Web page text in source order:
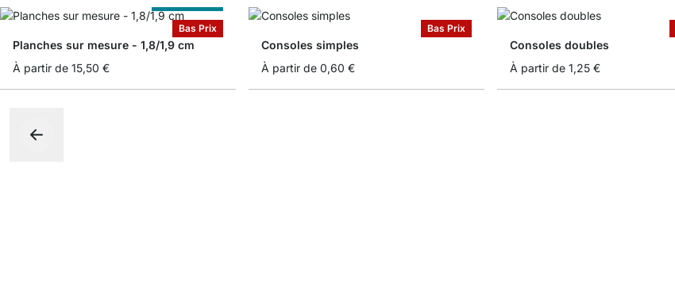
Bas Prix
Planches sur mesure - 1,8/1,9 cm
À partir de 15,50 €
Bas Prix
Consoles simples
À partir de 0,60 €
Consoles doubles
À partir de 1,25 €